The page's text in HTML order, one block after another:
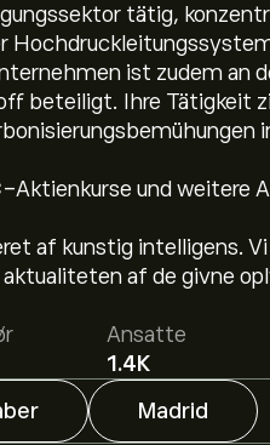
tätig,
ist zudem an
beteiligt. Ihre Tätigkeit
Aktienkurse und weitere
af kunstig intelligens.
af de givne
Ansatte
1.4K
Madrid